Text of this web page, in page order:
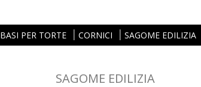
BASI PER TORTE CORNICI SAGOME EDILIZIA
SAGOME EDILIZIA